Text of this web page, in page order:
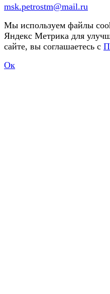
msk.petrostm@mail.ru
Мы используем файлы
Яндекс Метрика для
сайте, вы соглашаетесь с
Ок